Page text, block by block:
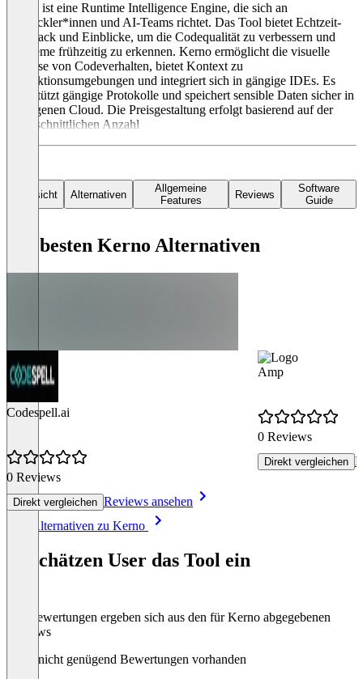
Kerno ist eine Runtime Intelligence Engine, die sich an
Entwickler*innen und AI-Teams richtet. Das Tool bietet Echtzeit-
Feedback und Einblicke, um die Codequalität zu verbessern und
Probleme frühzeitig zu erkennen. Kerno ermöglicht die visuelle
Analyse von Codeverhalten, bietet Kontext zu
Produktionsumgebungen und integriert sich in gängige IDEs. Es
unterstützt gängige Protokolle und speichert sensible Daten sicher in
der eigenen Cloud. Die Preisgestaltung erfolgt basierend auf der
durchschnittlichen Anzahl
Übersicht Alternativen
Allgemeine
Features
Reviews
Software
Guide
Die besten Kerno Alternativen
Codespell.ai
0 Reviews
Direkt vergleichen Reviews ansehen
Amp
0 Reviews
Direkt vergleichen
Alle Alternativen zu Kerno
So schätzen User das Tool ein
Die Bewertungen ergeben sich aus den für Kerno abgegebenen
Reviews
Noch nicht genügend Bewertungen vorhanden